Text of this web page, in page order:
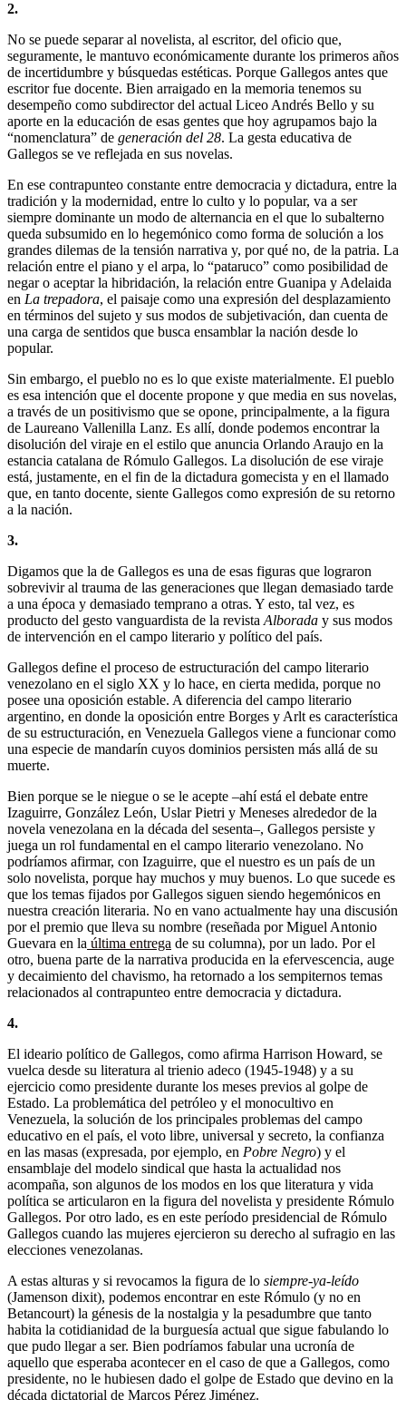
2.
No se puede separar al novelista, al escritor, del oficio que,
seguramente, le mantuvo económicamente durante los primeros años
de incertidumbre y búsquedas estéticas. Porque Gallegos antes que
escritor fue docente. Bien arraigado en la memoria tenemos su
desempeño como subdirector del actual Liceo Andrés Bello y su
aporte en la educación de esas gentes que hoy agrupamos bajo la
“nomenclatura” de generación del 28. La gesta educativa de
Gallegos se ve reflejada en sus novelas.
En ese contrapunteo constante entre democracia y dictadura, entre la
tradición y la modernidad, entre lo culto y lo popular, va a ser
siempre dominante un modo de alternancia en el que lo subalterno
queda subsumido en lo hegemónico como forma de solución a los
grandes dilemas de la tensión narrativa y, por qué no, de la patria. La
relación entre el piano y el arpa, lo “pataruco” como posibilidad de
negar o aceptar la hibridación, la relación entre Guanipa y Adelaida
en La trepadora, el paisaje como una expresión del desplazamiento
en términos del sujeto y sus modos de subjetivación, dan cuenta de
una carga de sentidos que busca ensamblar la nación desde lo
popular.
Sin embargo, el pueblo no es lo que existe materialmente. El pueblo
es esa intención que el docente propone y que media en sus novelas,
a través de un positivismo que se opone, principalmente, a la figura
de Laureano Vallenilla Lanz. Es allí, donde podemos encontrar la
disolución del viraje en el estilo que anuncia Orlando Araujo en la
estancia catalana de Rómulo Gallegos. La disolución de ese viraje
está, justamente, en el fin de la dictadura gomecista y en el llamado
que, en tanto docente, siente Gallegos como expresión de su retorno
a la nación.
3.
Digamos que la de Gallegos es una de esas figuras que lograron
sobrevivir al trauma de las generaciones que llegan demasiado tarde
a una época y demasiado temprano a otras. Y esto, tal vez, es
producto del gesto vanguardista de la revistaAlborada y sus modos
de intervención en el campo literario y político del país.
Gallegos define el proceso de estructuración del campo literario
venezolano en el siglo XX y lo hace, en cierta medida, porque no
posee una oposición estable. A diferencia del campo literario
argentino, en donde la oposición entre Borges y Arlt es característica
de su estructuración, en Venezuela Gallegos viene a funcionar como
una especie de mandarín cuyos dominios persisten más allá de su
muerte.
Bien porque se le niegue o se le acepte –ahí está el debate entre
Izaguirre, González León, Uslar Pietri y Meneses alrededor de la
novela venezolana en la década del sesenta–, Gallegos persiste y
juega un rol fundamental en el campo literario venezolano. No
podríamos afirmar, con Izaguirre, que el nuestro es un país de un
solo novelista, porque hay muchos y muy buenos. Lo que sucede es
que los temas fijados por Gallegos siguen siendo hegemónicos en
nuestra creación literaria. No en vano actualmente hay una discusión
por el premio que lleva su nombre (reseñada por Miguel Antonio
Guevara en la última entrega de su columna), por un lado. Por el
otro, buena parte de la narrativa producida en la efervescencia, auge
y decaimiento del chavismo, ha retornado a los sempiternos temas
relacionados al contrapunteo entre democracia y dictadura.
4.
El ideario político de Gallegos, como afirma Harrison Howard, se
vuelca desde su literatura al trienio adeco (1945-1948) y a su
ejercicio como presidente durante los meses previos al golpe de
Estado. La problemática del petróleo y el monocultivo en
Venezuela, la solución de los principales problemas del campo
educativo en el país, el voto libre, universal y secreto, la confianza
en las masas (expresada, por ejemplo, en Pobre Negro) y el
ensamblaje del modelo sindical que hasta la actualidad nos
acompaña, son algunos de los modos en los que literatura y vida
política se articularon en la figura del novelista y presidente Rómulo
Gallegos. Por otro lado, es en este período presidencial de Rómulo
Gallegos cuando las mujeres ejercieron su derecho al sufragio en las
elecciones venezolanas.
A estas alturas y si revocamos la figura de lo siempre-ya-leído
(Jamenson dixit), podemos encontrar en este Rómulo (y no en
Betancourt) la génesis de la nostalgia y la pesadumbre que tanto
habita la cotidianidad de la burguesía actual que sigue fabulando lo
que pudo llegar a ser. Bien podríamos fabular una ucronía de
aquello que esperaba acontecer en el caso de que a Gallegos, como
presidente, no le hubiesen dado el golpe de Estado que devino en la
década dictatorial de Marcos Pérez Jiménez.